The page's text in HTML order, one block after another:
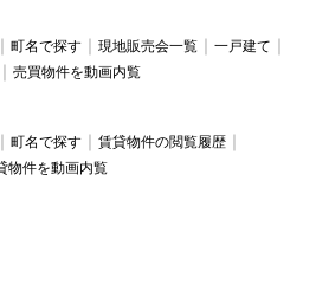
町名で探す 現地販売会一覧
一戸建て
売買物件を動画内覧
町名で探す
賃貸物件の閲覧履歴
物件を動画内覧